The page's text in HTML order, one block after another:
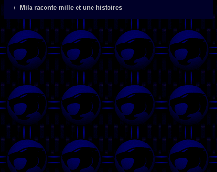
Mila raconte mille et une histoires